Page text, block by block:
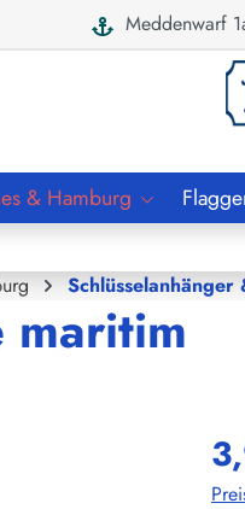
Meddenwarf
& Hamburg
Schlüsselanhänger
maritim